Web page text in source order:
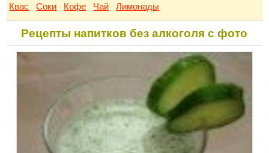
Квас Соки Кофе Чай Лимонады
Рецепты напитков без алкоголя с фото